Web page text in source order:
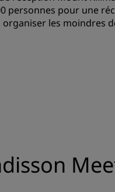
personnes pour une
les moindres